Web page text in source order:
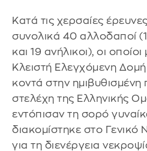
Κατά τις χερσαίες
συνολικά 40 αλλοδαποί
και 19 ανήλικοι), οι
Κλειστή Ελεγχόμενη
κοντά στην ημιβυθισμένη
στελέχη της Ελληνικής
εντόπισαν τη σορό
διακομίστηκε στο
για τη διενέργεια